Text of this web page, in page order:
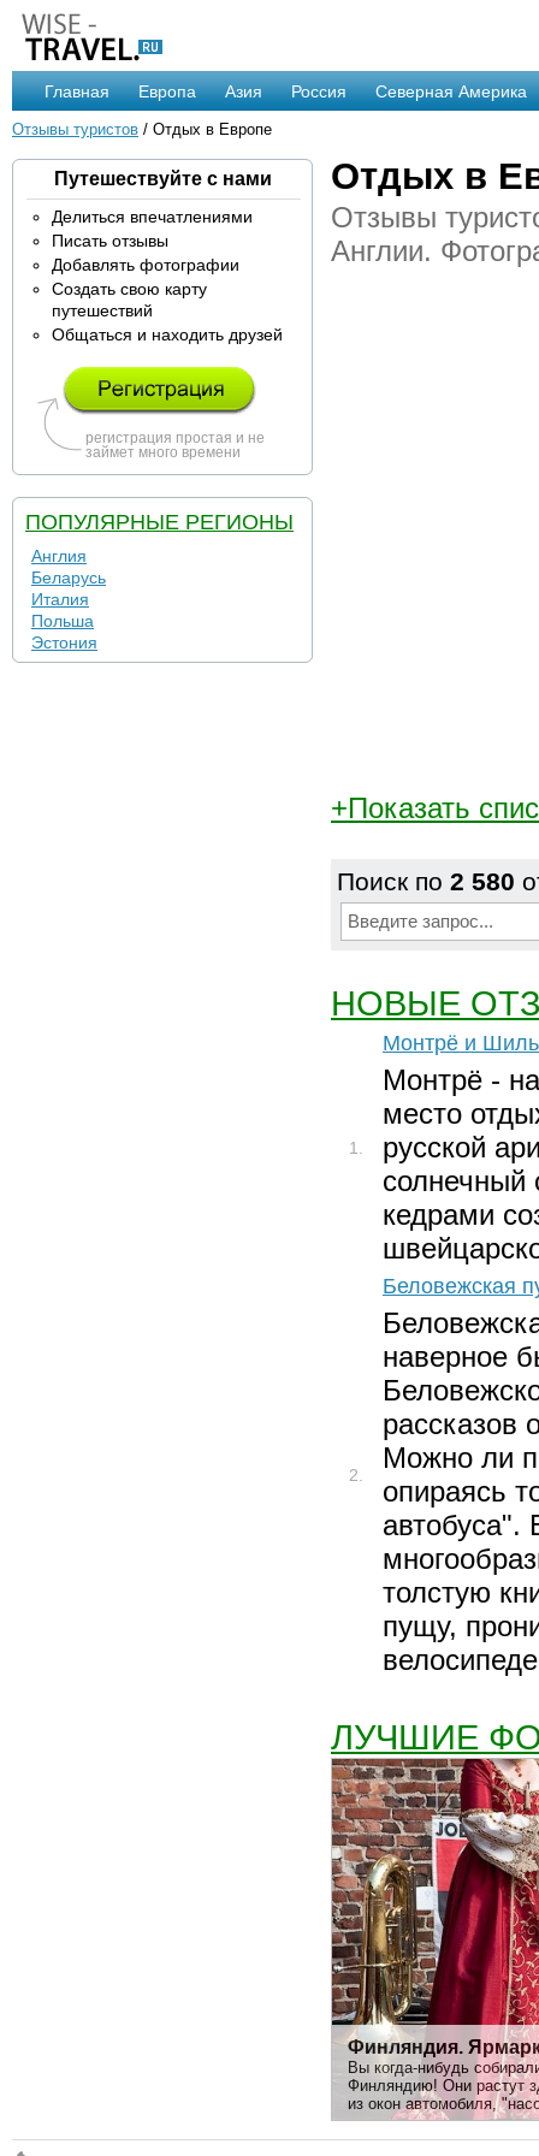
Главная Европа Азия Россия Северная Америка
Отзывы туристов / Отдых в Европе
Путешествуйте с нами
Делиться впечатлениями
Писать отзывы
Добавлять фотографии
Создать свою карту
путешествий
Общаться и находить друзей
регистрация простая и не
займет много времени
ПОПУЛЯРНЫЕ РЕГИОНЫ
Англия
Беларусь
Италия
Польша
Эстония
Отдых в
Отзывы
Англии.
+Показать
Поиск по 2 580
НОВЫЕ
1.
Монтрё и
Монтрё -
место
русской
солнечный
кедрами
2.
Беловежская
наверное
рассказов
Можно ли
опираясь
автобуса".
толстую
пущу,
ЛУЧШИЕ
Финляндия.
Вы когда-нибудь
Финляндию! Они растут
из окон автомобиля,